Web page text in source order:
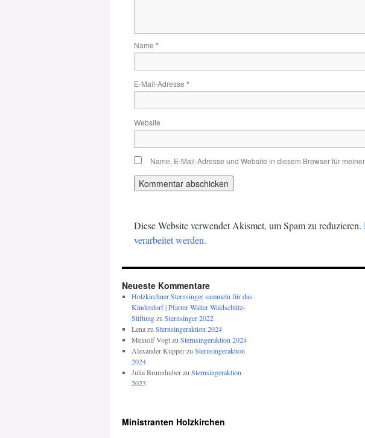
Name *
E-Mail-Adresse *
Website
Name, E-Mail-Adresse und Website in diesem Browser für
Diese Website verwendet Akismet, um Spam zu reduzieren.
verarbeitet werden.
Neueste Kommentare
Holzkirchner Sternsinger sammeln für das
Kinderdorf | Pfarrer Walter Waldschütz-
Stiftungzu Sternsinger 2022
Lenazu Sternsingeraktion 2024
Meinolf Vogtzu Sternsingeraktion 2024
Alexander Küpperzu Sternsingeraktion
2024
Julia Brunnhuberzu Sternsingeraktion
2023
Ministranten Holzkirchen